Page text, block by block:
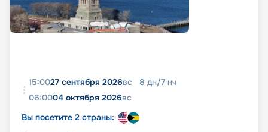
15:0027 сентября 2026вс 8 дн/7 нч
06:0004 октября 2026вс
Вы посетите 2 страны: